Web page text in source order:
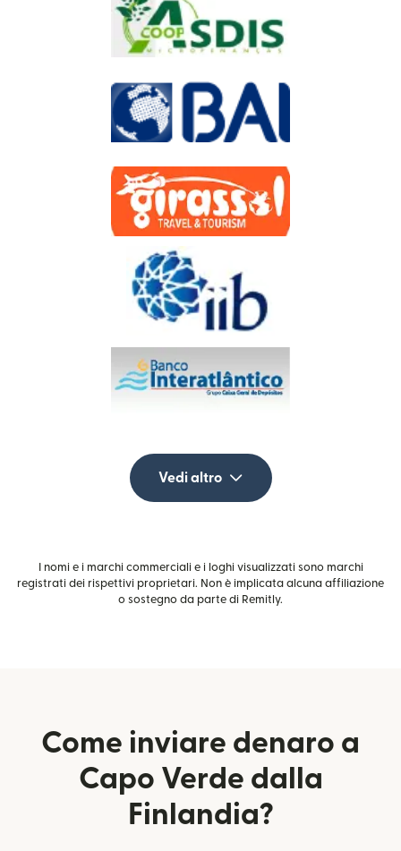
Vedi altro
I nomi e i marchi commerciali e i loghi visualizzati sono marchi
registrati dei rispettivi proprietari. Non è implicata alcuna affiliazione
o sostegno da parte di Remitly.
Come inviare denaro a
Capo Verde dalla
Finlandia?